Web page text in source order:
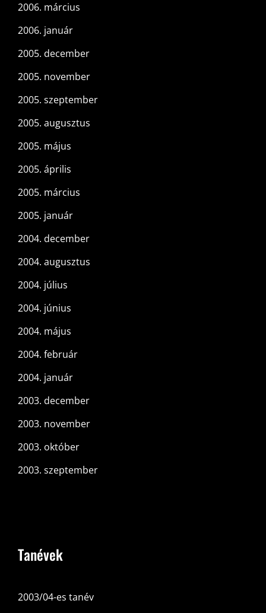
2006. március
2006. január
2005. december
2005. november
2005. szeptember
2005. augusztus
2005. május
2005. április
2005. március
2005. január
2004. december
2004. augusztus
2004. július
2004. június
2004. május
2004. február
2004. január
2003. december
2003. november
2003. október
2003. szeptember
Tanévek
2003/04-es tanév